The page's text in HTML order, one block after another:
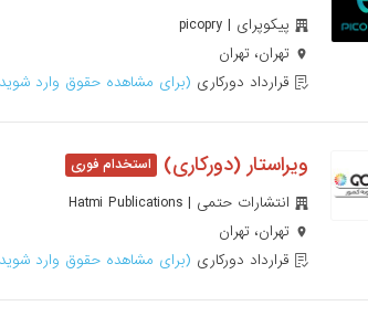
پیکوپرای | picopry
تهران، تهران
قرارداد دورکاری (برای مشاهده حقوق وارد
ویراستار (دورکاری)
انتشارات حتمی | Hatmi Publications
تهران، تهران
قرارداد دورکاری (برای مشاهده حقوق وارد